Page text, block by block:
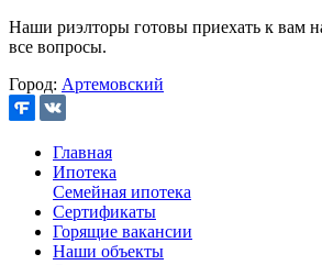
Наши риэлторы готовы приехать к вам
все вопросы.
Город: Артемовский
Главная
Ипотека
Семейная ипотека
Сертификаты
Горящие вакансии
Наши объекты